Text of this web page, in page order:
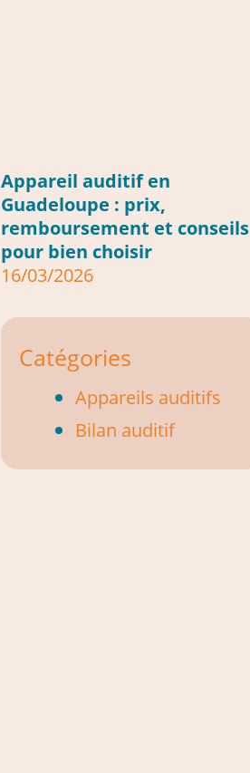
Appareil auditif en
Guadeloupe : prix,
remboursement et conseils
pour bien choisir
16/03/2026
Catégories
Appareils auditifs
Bilan auditif